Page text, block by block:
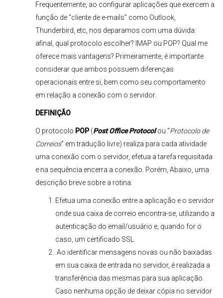
Frequentemente, ao configurar aplicações que exercem a
função de “cliente de e-mails” como Outlook,
Thunderbird, etc, nos deparamos com uma dúvida:
afinal, qual protocolo escolher? IMAP ou POP? Qual me
oferece mais vantagens? Primeiramente, é importante
considerar que ambos possuem diferenças
operacionais entre si, bem como seu comportamento
em relação a conexão com o servidor.
DEFINIÇÃO
O protocolo POP(Post Office Protocolou “Protocolo de
Correios” em tradução livre) realiza para cada atividade
uma conexão com o servidor, efetua a tarefa requisitada
e na sequência encerra a conexão. Porém, Abaixo, uma
descrição breve sobre a rotina:
Efetua uma conexão entre a aplicação e o servidor
onde sua caixa de correio encontra-se, utilizando a
autenticação do email/usuário e, quando for o
caso, um certificado SSL.
Ao identificar mensagens novas ou não baixadas
em sua caixa de entrada no servidor, é realizada a
transferência das mesmas para sua aplicação.
Caso nenhuma opção de deixar cópia no servidor